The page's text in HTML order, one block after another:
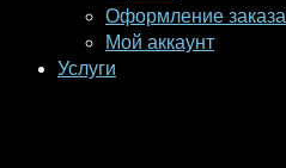
Оформление заказа
Мой аккаунт
Услуги